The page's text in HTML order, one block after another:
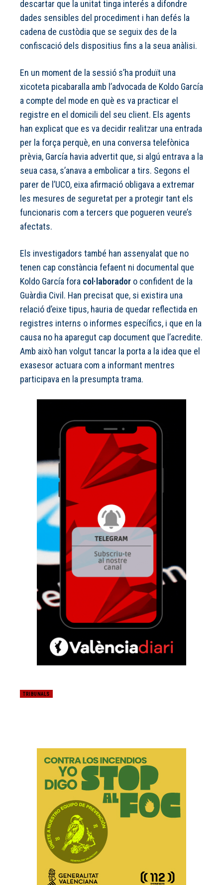
descartar que la unitat tinga interés a difondre
dades sensibles del procediment i han defés la
cadena de custòdia que se seguix des de la
confiscació dels dispositius fins a la seua anàlisi.
En un moment de la sessió s’ha produït una
xicoteta picabaralla amb l’advocada de Koldo García
a compte del mode en què es va practicar el
registre en el domicili del seu client. Els agents
han explicat que es va decidir realitzar una entrada
per la força perquè, en una conversa telefònica
prèvia, García havia advertit que, si algú entrava a la
seua casa, s’anava a embolicar a tirs. Segons el
parer de l’UCO, eixa afirmació obligava a extremar
les mesures de seguretat per a protegir tant els
funcionaris com a tercers que pogueren veure’s
afectats.
Els investigadors també han assenyalat que no
tenen cap constància fefaent ni documental que
Koldo García fora col·laborador o confident de la
Guàrdia Civil. Han precisat que, si existira una
relació d’eixe tipus, hauria de quedar reflectida en
registres interns o informes específics, i que en la
causa no ha aparegut cap document que l’acredite.
Amb això han volgut tancar la porta a la idea que el
exasesor actuara com a informant mentres
participava en la presumpta trama.
TRIBUNALS